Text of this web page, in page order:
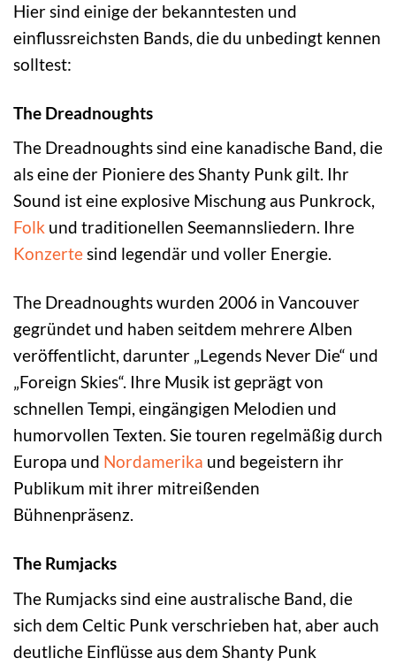
Hier sind einige der bekanntesten und
einflussreichsten Bands, die du unbedingt kennen
solltest:
The Dreadnoughts
The Dreadnoughts sind eine kanadische Band, die
als eine der Pioniere des Shanty Punk gilt. Ihr
Sound ist eine explosive Mischung aus Punkrock,
Folk und traditionellen Seemannsliedern. Ihre
Konzertesind legendär und voller Energie.
The Dreadnoughts wurden 2006 in Vancouver
gegründet und haben seitdem mehrere Alben
veröffentlicht, darunter „Legends Never Die“ und
„Foreign Skies“. Ihre Musik ist geprägt von
schnellen Tempi, eingängigen Melodien und
humorvollen Texten. Sie touren regelmäßig durch
Europa und Nordamerika und begeistern ihr
Publikum mit ihrer mitreißenden
Bühnenpräsenz.
The Rumjacks
The Rumjacks sind eine australische Band, die
sich dem Celtic Punk verschrieben hat, aber auch
deutliche Einflüsse aus dem Shanty Punk